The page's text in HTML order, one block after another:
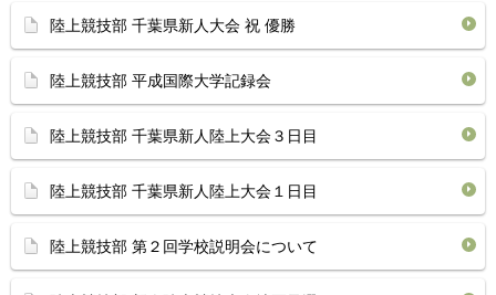
陸上競技部 千葉県新人大会 祝 優勝
陸上競技部 平成国際大学記録会
陸上競技部 千葉県新人陸上大会３日目
陸上競技部 千葉県新人陸上大会１日目
陸上競技部 第２回学校説明会について